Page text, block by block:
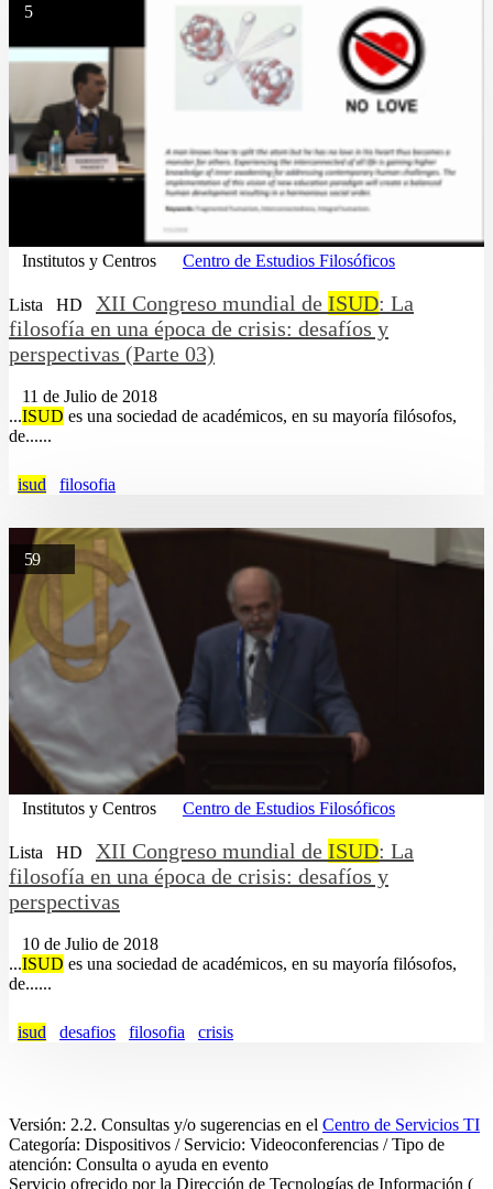
5
Institutos y Centros Centro de Estudios Filosóficos
Lista HD XII Congreso mundial de ISUD: La
filosofía en una época de crisis: desafíos y
perspectivas (Parte 03)
11 de Julio de 2018
...ISUD es una sociedad de académicos, en su mayoría filósofos,
de......
isud filosofia
59
Institutos y Centros Centro de Estudios Filosóficos
Lista HD XII Congreso mundial de ISUD: La
filosofía en una época de crisis: desafíos y
perspectivas
10 de Julio de 2018
...ISUD es una sociedad de académicos, en su mayoría filósofos,
de......
isud desafios filosofia crisis
Versión: 2.2. Consultas y/o sugerencias en el Centro de Servicios TI
Categoría: Dispositivos / Servicio: Videoconferencias / Tipo de
atención: Consulta o ayuda en evento
Servicio ofrecido por la Dirección de Tecnologías de Información (